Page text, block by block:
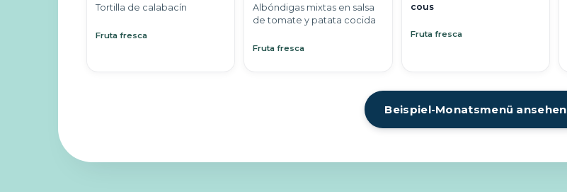
Tortilla de calabacín
Fruta fresca
Albóndigas mixtas en salsa
de tomate y patata cocida
Fruta fresca
cous
Fruta fresca
Beispiel-Monatsmenü ansehen